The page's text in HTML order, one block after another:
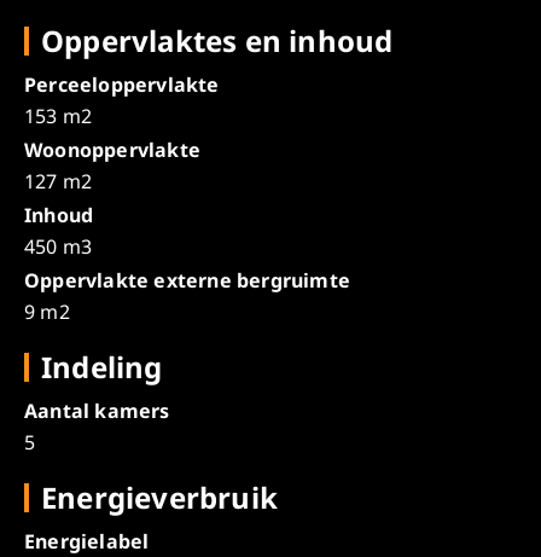
Oppervlaktes en inhoud
Perceeloppervlakte
153 m2
Woonoppervlakte
127 m2
Inhoud
450 m3
Oppervlakte externe bergruimte
9 m2
Indeling
Aantal kamers
5
Energieverbruik
Energielabel